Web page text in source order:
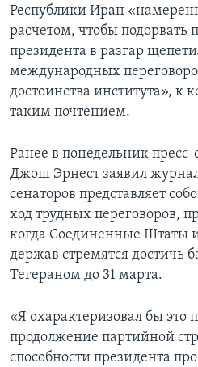
Республики Иран
расчетом, чтобы подорвать
президента в разгар
международных
достоинства института», к
таким почтением.
Ранее в понедельник пресс-
Джош Эрнест заявил
сенаторов представляет
ход трудных переговоров,
когда Соединенные Штаты
держав стремятся достичь
Тегераном до 31 марта.
«Я охарактеризовал бы это
продолжение партийной
способности президента